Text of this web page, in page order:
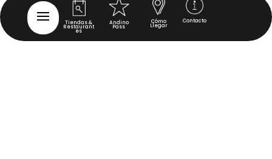
Tiendas &
Restaurant
es
Andino
Pass
Cómo
Llegar
Contacto